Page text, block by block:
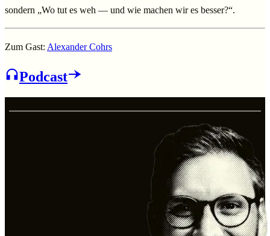
sondern „Wo tut es weh — und wie machen wir es besser?“.
Zum Gast: Alexander Cohrs
Podcast